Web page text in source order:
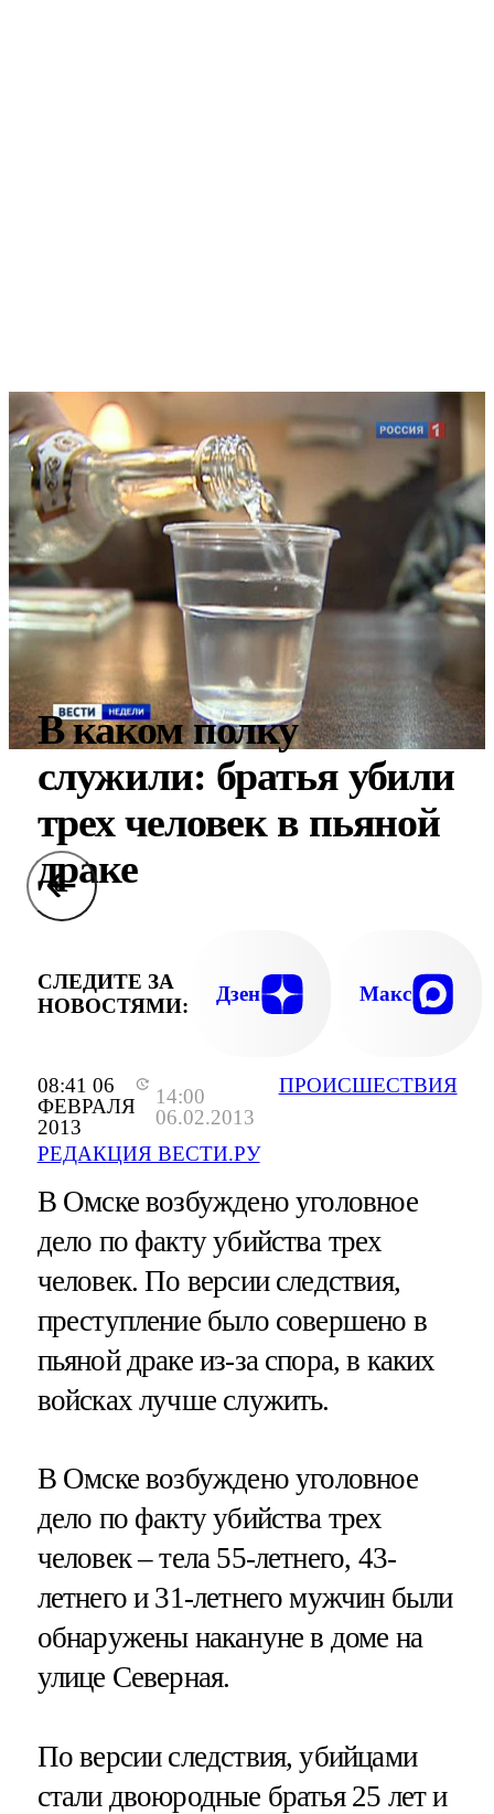
08:41 06
ФЕВРАЛЯ
2013
14:00
06.02.2013
РЕДАКЦИЯ ВЕСТИ.РУ
ПРОИСШЕСТВИЯ
В каком полку
служили: братья убили
трех человек в пьяной
драке
СЛЕДИТЕ ЗА
НОВОСТЯМИ:
Дзен Макс
В Омске возбуждено уголовное
дело по факту убийства трех
человек. По версии следствия,
преступление было совершено в
пьяной драке из-за спора, в каких
войсках лучше служить.
В Омске возбуждено уголовное
дело по факту убийства трех
человек – тела 55-летнего, 43-
летнего и 31-летнего мужчин были
обнаружены накануне в доме на
улице Северная.
По версии следствия, убийцами
стали двоюродные братья 25 лет и